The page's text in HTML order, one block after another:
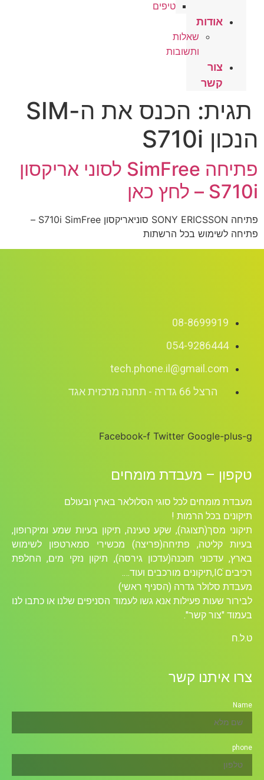
טיפים
אודות
שאלות
ותשובות
צור
קשר
תגית:
הכנס את ה-SIM
הנכון S710i
פתיחה SimFree לסוני אריקסון
S710i – לחץ כאן
פתיחה SONY ERICSSON סוניאריקסון S710i SimFree –
פתיחה לשימוש בכל הרשתות
08-8699919
054-9286444
tech.phone.il@gmail.com
הרצל 66 גדרה - תחנה מרכזית אגד
Facebook-f Twitter Google-plus-g
טקפון – מעבדת מומחים
מעבדת מומחים לכל סוגי הסלולאר בארץ ובעולם
תיקונים בכל הרמות !
תיקוני מסך(תצוגה), שקע טעינה, תיקון בעיות שמע ומיקרופון,
בעיות קליטה, פתיחה(פריצה) מכשירי סמארטפון לשימוש
בארץ, עדכוני תוכנה(עדכון גירסה), תיקון נזקי מים, החלפת
רכיבים ICׁ,תיקונים מורכבים ועוד….
מעבדת סלולר גדרה (הסניף ראשי)
לבירור שעות פעילות אנא גשו לעמוד הסניפים שלנו או כתבו לנו
בעמוד "צור קשר".
ט.ל.ח
צרו איתנו קשר
Name
phone